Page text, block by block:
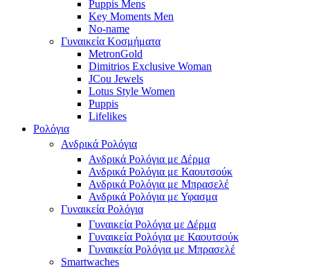
Puppis Mens
Key Moments Men
No-name
Γυναικεία Κοσμήματα
MetronGold
Dimitrios Exclusive Woman
JCou Jewels
Lotus Style Women
Puppis
Lifelikes
Ρολόγια
Ανδρικά Ρολόγια
Ανδρικά Ρολόγια με Δέρμα
Ανδρικά Ρολόγια με Καουτσούκ
Ανδρικά Ρολόγια με Μπρασελέ
Ανδρικά Ρολόγια με Υφασμα
Γυναικεία Ρολόγια
Γυναικεία Ρολόγια με Δέρμα
Γυναικεία Ρολόγια με Καουτσούκ
Γυναικεία Ρολόγια με Μπρασελέ
Smartwaches